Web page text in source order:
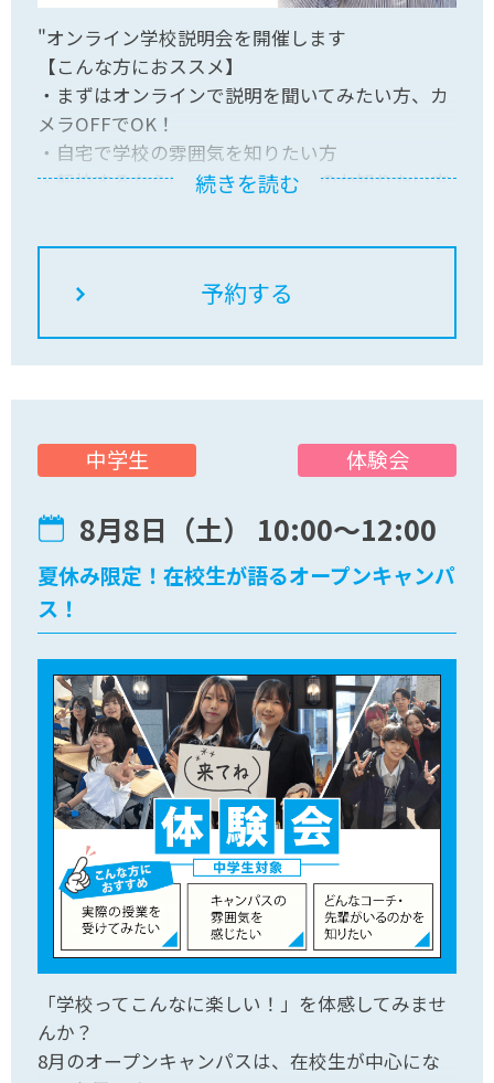
"オンライン学校説明会を開催します
【こんな方におススメ】
・まずはオンラインで説明を聞いてみたい方、カ
メラOFFでOK！
・自宅で学校の雰囲気を知りたい方
・転校するならいつの時期がいいのか知りたい方
続きを読む
体験会
8月8日（土） 10:00〜12:00
中学生
夏休み限定！在校生が語るオープンキャンパ
ス！
「学校ってこんなに楽しい！」を体感してみませ
んか？
8月のオープンキャンパスは、在校生が中心にな